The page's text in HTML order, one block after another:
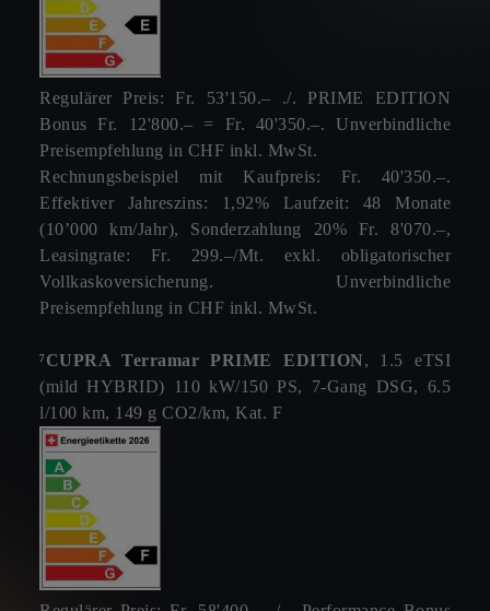
Regulärer Preis: Fr. 53'150.– ./. PRIME EDITION
Bonus Fr. 12'800.– = Fr. 40'350.–. Unverbindliche
Preisempfehlung in CHF inkl. MwSt.
Rechnungsbeispiel mit Kaufpreis: Fr. 40'350.–.
Effektiver Jahreszins: 1,92% Laufzeit: 48 Monate
(10’000 km/Jahr), Sonderzahlung 20% Fr. 8'070.–,
Leasingrate: Fr. 299.–/Mt. exkl. obligatorischer
Vollkaskoversicherung. Unverbindliche
Preisempfehlung in CHF inkl. MwSt.
⁷CUPRA Terramar PRIME EDITION, 1.5 eTSI
(mild HYBRID) 110 kW/150 PS, 7-Gang DSG, 6.5
l/100 km, 149 g CO2/km, Kat. F